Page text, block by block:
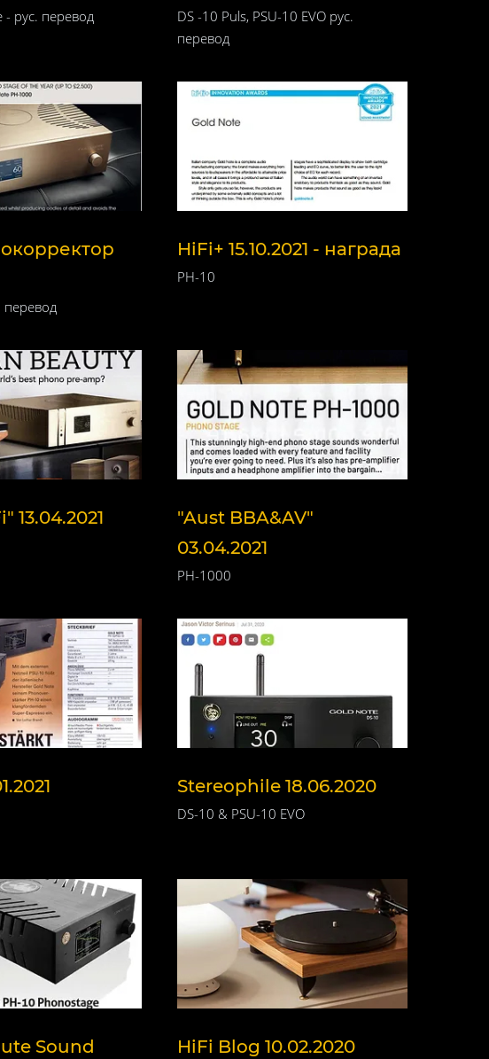
- рус. перевод
DS -10 Puls, PSU-10 EVO рус.
перевод
перевод
HiFi+ 15.10.2021 - награда
PH-10
13.04.2021
"Aust BBA&AV"
03.04.2021
PH-1000
Stereophile 18.06.2020
DS-10 & PSU-10 EVO
Sound
HiFi Blog 10.02.2020